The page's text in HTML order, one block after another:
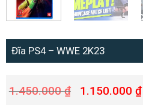
Đĩa PS4 – WWE 2K23
1.450.000₫ 1.150.000₫